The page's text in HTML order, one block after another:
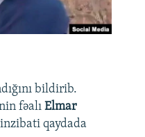
bildirib.
fəalı Elmar
qaydada